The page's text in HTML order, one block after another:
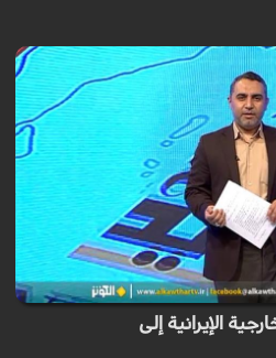
الإيرانية إلى